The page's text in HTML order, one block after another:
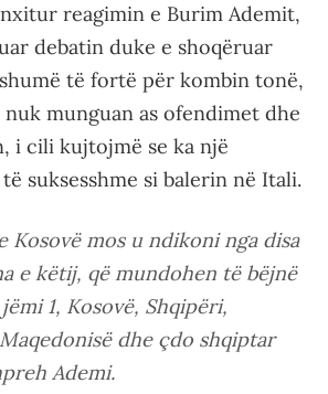
reagimin e Burim Ademit,
debatin duke e shoqëruar
të fortë për kombin tonë,
munguan as ofendimet dhe
i cili kujtojmë se ka një
suksesshme si balerin në Itali.
Kosovë mos u ndikoni nga disa
e këtij, që mundohen të bëjnë
1, Kosovë, Shqipëri,
dhe çdo shqiptar
Ademi.